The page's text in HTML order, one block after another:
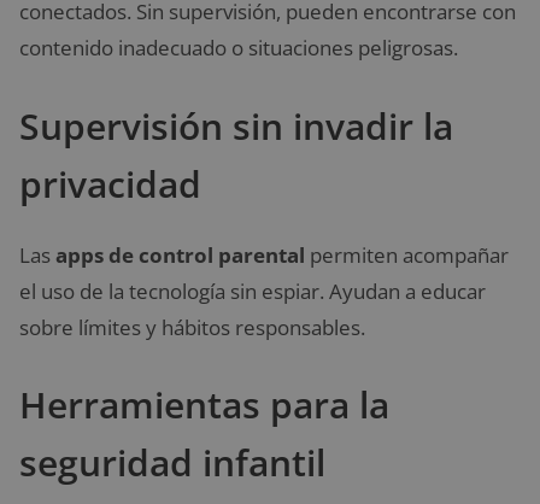
conectados. Sin supervisión, pueden encontrarse con
contenido inadecuado o situaciones peligrosas.
Supervisión sin invadir la
privacidad
Las apps de control parental permiten acompañar
el uso de la tecnología sin espiar. Ayudan a educar
sobre límites y hábitos responsables.
Herramientas para la
seguridad infantil